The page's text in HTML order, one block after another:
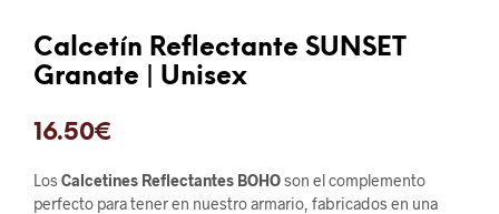
Calcetín Reflectante SUNSET
Granate | Unisex
16.50€
Los Calcetines Reflectantes BOHOson el complemento
perfecto para tener en nuestro armario, fabricados en una